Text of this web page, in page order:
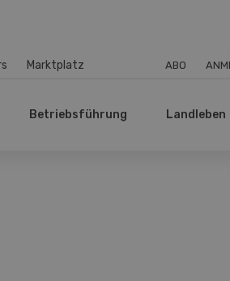
Marktplatz ABO
Betriebsführung Landleben